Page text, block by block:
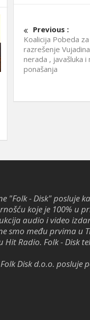
Previous :
Koalicija Pobeda
razrešenje
nerada , javašluka
ponašanja
"Folk - Disk" posluje
koje je 100% u
audio i video
smo među prvima u
Radio. Folk - Disk
Disk d.o.o. posluje